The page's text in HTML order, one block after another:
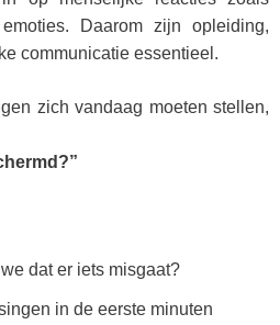
Daarom zijn opleiding,
communicatie essentieel.
zich vandaag moeten stellen,
dat er iets misgaat?
in de eerste minuten